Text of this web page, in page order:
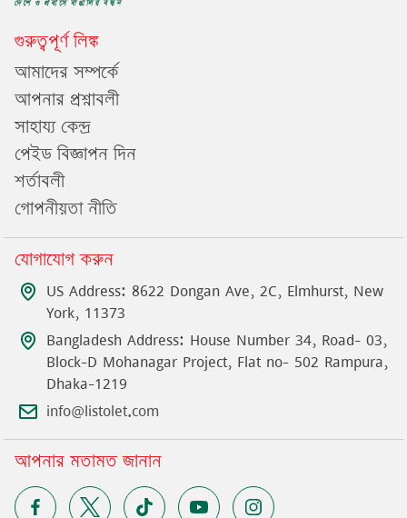
গুরুত্বপূর্ণ লিঙ্ক
আমাদের সম্পর্কে
আপনার প্রশ্নাবলী
সাহায্য কেন্দ্র
পেইড বিজ্ঞাপন দিন
শর্তাবলী
গোপনীয়তা নীতি
যোগাযোগ করুন
US Address: 8622 Dongan Ave, 2C, Elmhurst, New
York, 11373
Bangladesh Address: House Number 34, Road- 03,
Block-D Mohanagar Project, Flat no- 502 Rampura,
Dhaka-1219
info@listolet.com
আপনার মতামত জানান